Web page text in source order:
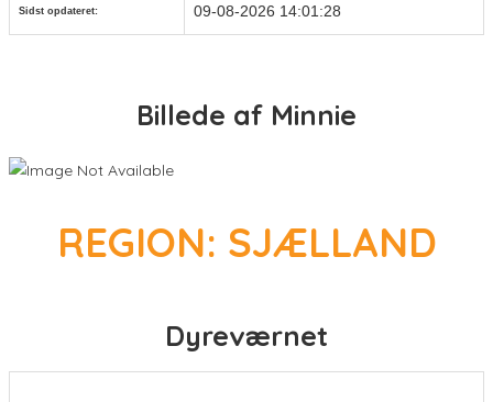
Sidst opdateret: 09-08-2026 14:01:28
Billede af Minnie
REGION: SJÆLLAND
Dyreværnet